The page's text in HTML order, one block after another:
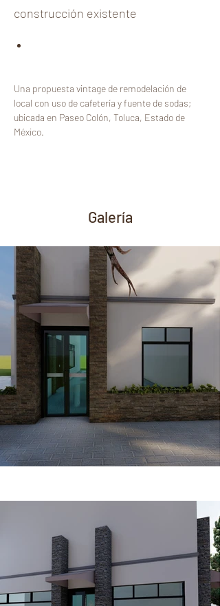
construcción existente
Una propuesta vintage de remodelación de
local con uso de cafetería y fuente de sodas;
ubicada en Paseo Colón, Toluca, Estado de
México.
Galería